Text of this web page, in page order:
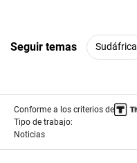
Seguir temas Sudáfrica
Conforme a los criterios de
Tipo de trabajo:
Noticias